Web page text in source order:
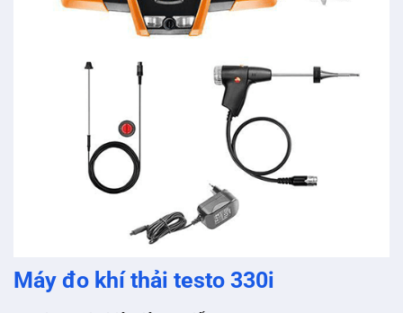
Máy đo khí thải testo 330i